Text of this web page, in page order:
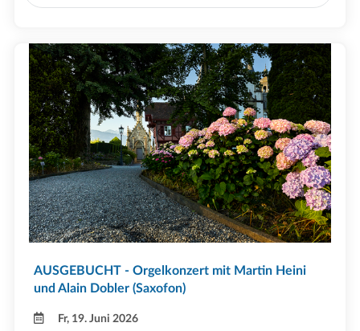
AUSGEBUCHT - Orgelkonzert mit Martin Heini
und Alain Dobler (Saxofon)
Fr, 19. Juni 2026